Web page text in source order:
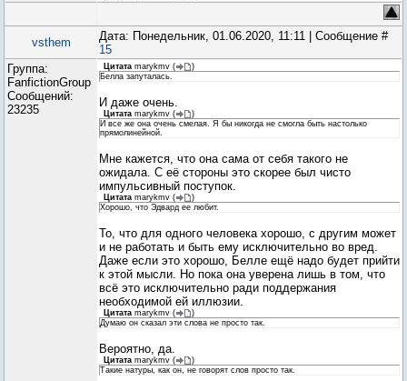
vsthem
Дата: Понедельник, 01.06.2020, 11:11 | Сообщение #
15
Группа:
FanfictionGroup
Сообщений:
23235
Цитата marykmv (
)
Белла запуталась.
И даже очень.
Цитата marykmv (
)
И все же она очень смелая. Я бы никогда не смогла быть настолько
прямолинейной.
Мне кажется, что она сама от себя такого не
ожидала. С её стороны это скорее был чисто
импульсивный поступок.
Цитата marykmv (
)
Хорошо, что Эдвард ее любит.
То, что для одного человека хорошо, с другим может
и не работать и быть ему исключительно во вред.
Даже если это хорошо, Белле ещё надо будет прийти
к этой мысли. Но пока она уверена лишь в том, что
всё это исключительно ради поддержания
необходимой ей иллюзии.
Цитата marykmv (
)
Думаю он сказал эти слова не просто так.
Вероятно, да.
Цитата marykmv (
)
Такие натуры, как он, не говорят слов просто так.